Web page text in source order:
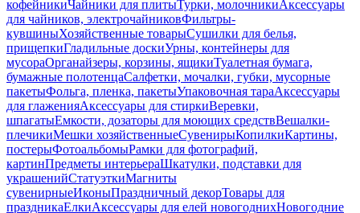
кофейникиЧайники для плитыТурки, молочникиАксессуары
для чайников, электрочайниковФильтры-
кувшиныХозяйственные товарыСушилки для белья,
прищепкиГладильные доскиУрны, контейнеры для
мусораОрганайзеры, корзины, ящикиТуалетная бумага,
бумажные полотенцаСалфетки, мочалки, губки, мусорные
пакетыФольга, пленка, пакетыУпаковочная тараАксессуары
для глаженияАксессуары для стиркиВеревки,
шпагатыЕмкости, дозаторы для моющих средствВешалки-
плечикиМешки хозяйственныеСувенирыКопилкиКартины,
постерыФотоальбомыРамки для фотографий,
картинПредметы интерьераШкатулки, подставки для
украшенийСтатуэткиМагниты
сувенирныеИконыПраздничный декорТовары для
праздникаЕлкиАксессуары для елей новогоднихНовогодние